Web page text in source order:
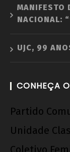
MANIFESTO
NACIONAL:
UJC, 99
CONHEÇA
Partido
Unidade